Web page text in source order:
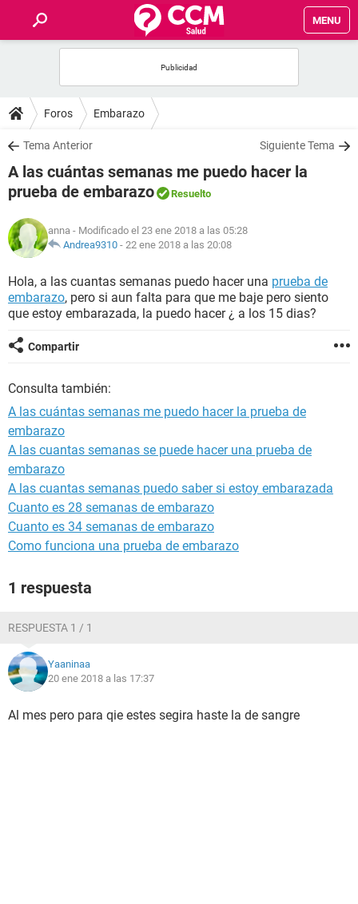
MENU
FOROS
SALUD
FAMILIA
NUTRICIÓN
SEXUALIDAD
GLOSARIO
Foros Embarazo
Tema Anterior Siguiente Tema
A las cuántas semanas me puedo hacer la
prueba de embarazo
Resuelto
anna - Modificado el 23 ene 2018 a las 05:28
Andrea9310 - 22 ene 2018 a las 20:08
Hola, a las cuantas semanas puedo hacer una prueba de
embarazo, pero si aun falta para que me baje pero siento
que estoy embarazada, la puedo hacer ¿ a los 15 dias?
Compartir
Consulta también:
A las cuántas semanas me puedo hacer la prueba de
embarazo
A las cuantas semanas se puede hacer una prueba de
embarazo
A las cuantas semanas puedo saber si estoy embarazada
Cuanto es 28 semanas de embarazo
Cuanto es 34 semanas de embarazo
Como funciona una prueba de embarazo
1 respuesta
RESPUESTA 1 / 1
Yaaninaa
20 ene 2018 a las 17:37
Al mes pero para qie estes segira haste la de sangre